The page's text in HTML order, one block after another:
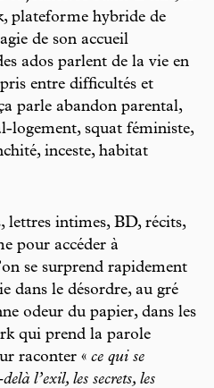
plateforme hybride de
de son accueil
ados parlent de la vie en
entre difficultés et
parle abandon parental,
logement, squat féministe,
inceste, habitat
lettres intimes, BD, récits,
pour accéder à
se surprend rapidement
dans le désordre, au gré
odeur du papier, dans les
qui prend la parole
raconter « ce qui se
l’exil, les secrets, les